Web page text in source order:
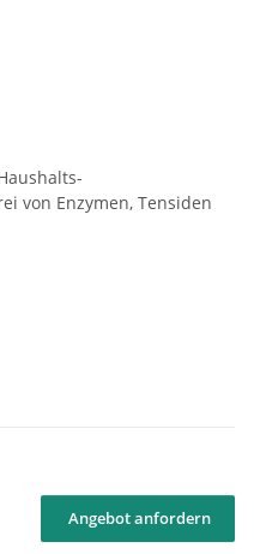
von Enzymen, Tensiden
Angebot anfordern